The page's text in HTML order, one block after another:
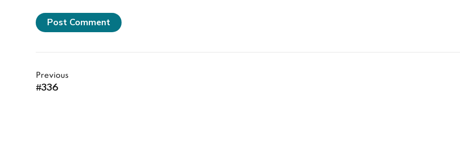
Post Comment
Previous
#336